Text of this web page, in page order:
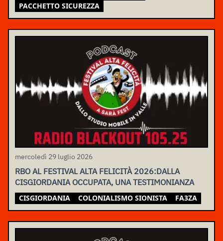
PACCHETTO SICUREZZA
mercoledì 29 luglio 2026
RBO AL FESTIVAL ALTA FELICITÀ 2026:DALLA
CISGIORDANIA OCCUPATA, UNA TESTIMONIANZA
CISGIORDANIA COLONIALISMO SIONISTA FA3ZA